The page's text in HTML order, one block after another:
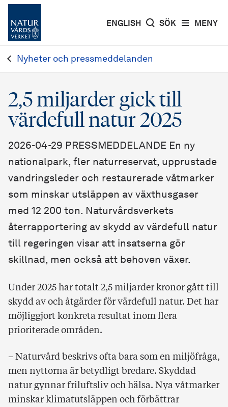
MENY
ENGLISH SÖK
Nyheter och pressmeddelanden
2,5 miljarder gick till
värdefull natur 2025
2026-04-29 PRESSMEDDELANDE En ny
nationalpark, fler naturreservat, upprustade
vandringsleder och restaurerade våtmarker
som minskar utsläppen av växthusgaser
med 12 200 ton. Naturvårdsverkets
återrapportering av skydd av värdefull natur
till regeringen visar att insatserna gör
skillnad, men också att behoven växer.
Under 2025 har totalt 2,5 miljarder kronor gått till
skydd av och åtgärder för värdefull natur. Det har
möjliggjort konkreta resultat inom flera
prioriterade områden.
– Naturvård beskrivs ofta bara som en miljöfråga,
men nyttorna är betydligt bredare. Skyddad
natur gynnar friluftsliv och hälsa. Nya våtmarker
minskar klimatutsläppen och förbättrar